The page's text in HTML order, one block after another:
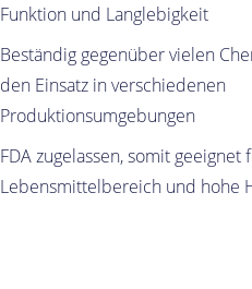
Funktion und Langlebigkeit
Beständig gegenüber vielen
den Einsatz in verschiedenen
Produktionsumgebungen
FDA zugelassen, somit
Lebensmittelbereich und hohe